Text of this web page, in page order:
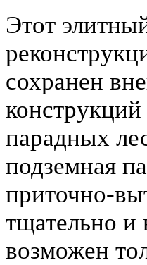
Этот
сохранен
парадных
подземная
приточно-
тщательно и
возможен